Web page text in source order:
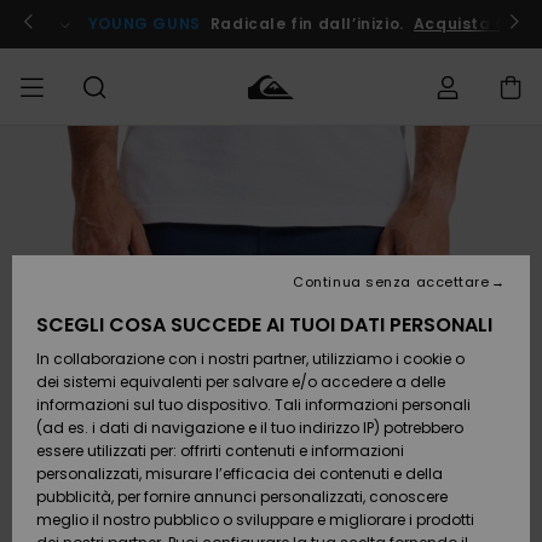
informazioni
prodotto
! YOUNG GUNS Radicale fin dall’inizio. Acquista Ora
Accessori
Calzature
e
infradito
Surf /
Acqua
Accessori
Calzature
e
infradito
Surf /
Acqua
Nuovi
Da
Scoprire
Snow
SURF
Highlights
Comunità
SNOW
Shop
Snow
Shop
Donna
OUTLET
Outlet
Donna
Pagamento
Buono regalo
Quiksilver
Freedom
SCEGLI COSA SUCCEDE AI TUOI DATI PERSONALI
In collaborazione con i nostri partner, utilizziamo i cookie o
dei sistemi equivalenti per salvare e/o accedere a delle
informazioni sul tuo dispositivo. Tali informazioni personali
(ad es. i dati di navigazione e il tuo indirizzo IP) potrebbero
essere utilizzati per: offrirti contenuti e informazioni
personalizzati, misurare l’efficacia dei contenuti e della
pubblicità, per fornire annunci personalizzati, conoscere
meglio il nostro pubblico o sviluppare e migliorare i prodotti
Continua senza accettare